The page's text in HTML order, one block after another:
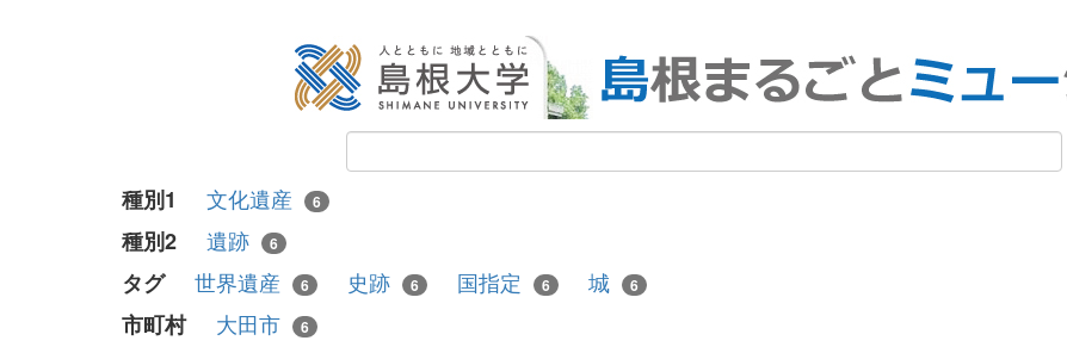
種別1 文化遺産 6
種別2 遺跡 6
タグ 世界遺産 6 史跡 6 国指定 6 城 6
市町村 大田市 6